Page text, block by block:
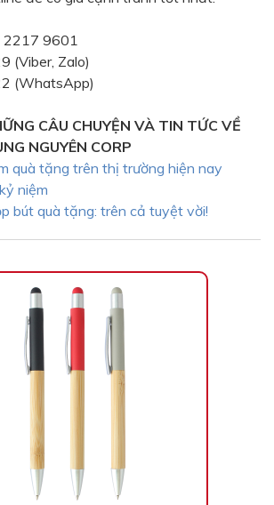
Cà phê
- Đen
Đỏ nâu
Bạc 1cm
Bạc mini 1cm
2217 9601
(Viber, Zalo)
(WhatsApp)
CÂU CHUYỆN VÀ TIN TỨC VỀ
NGUYÊN CORP
quà tặng trên thị trường hiện nay
niệm
bút quà tặng: trên cả tuyệt vời!